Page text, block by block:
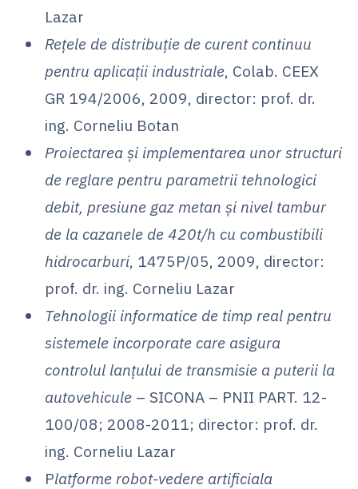
Lazar
Rețele de distribuție de curent continuu
pentru aplicații industriale, Colab. CEEX
GR 194/2006, 2009, director: prof. dr.
ing. Corneliu Botan
Proiectarea și implementarea unor structuri
de reglare pentru parametrii tehnologici
debit, presiune gaz metan și nivel tambur
de la cazanele de 420t/h cu combustibili
hidrocarburi, 1475P/05, 2009, director:
prof. dr. ing. Corneliu Lazar
Tehnologii informatice de timp real pentru
sistemele incorporate care asigura
controlul lanțului de transmisie a puterii la
autovehicule – SICONA – PNII PART. 12-
100/08; 2008-2011; director: prof. dr.
ing. Corneliu Lazar
Platforme robot-vedere artificiala